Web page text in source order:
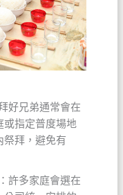
好兄弟通常會在
或指定普度場地
祭拜，避免有
：許多家庭會選在